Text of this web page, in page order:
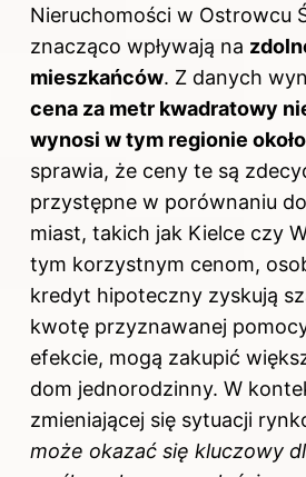
Nieruchomości w Ostrowcu
znacząco wpływają na
mieszkańców. Z danych
cena za metr kwadratowy
wynosi w tym regionie
sprawia, że ceny te są
przystępne w porównaniu
miast, takich jak Kielce czy
tym korzystnym cenom,
kredyt hipoteczny zyskują
kwotę przyznawanej
efekcie, mogą zakupić
dom jednorodzinny. W
zmieniającej się sytuacji
może okazać się kluczowy